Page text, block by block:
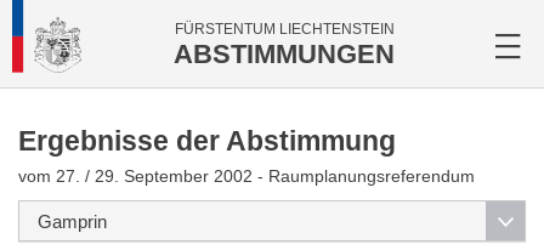
FÜRSTENTUM LIECHTENSTEIN
ABSTIMMUNGEN
Ergebnisse der Abstimmung
vom 27. / 29. September 2002 - Raumplanungsreferendum